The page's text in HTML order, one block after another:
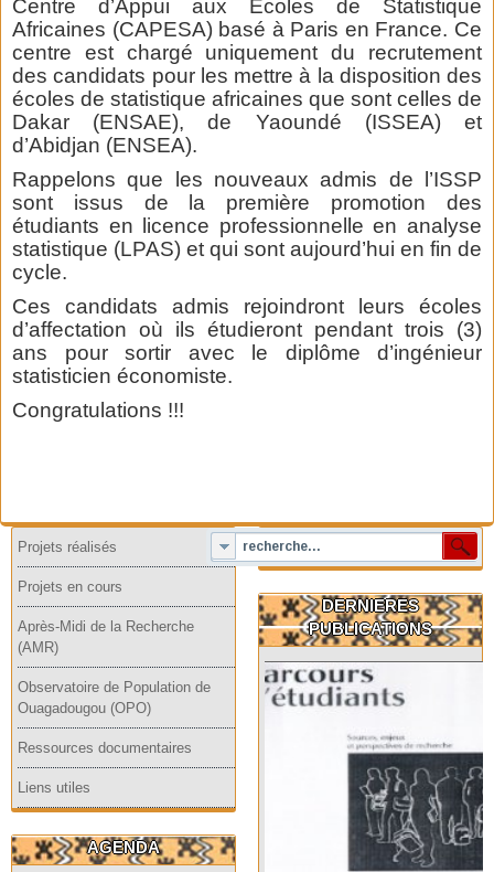
Centre d’Appui aux Ecoles de Statistique
Africaines (CAPESA) basé à Paris en France. Ce
centre est chargé uniquement du recrutement
des candidats pour les mettre à la disposition des
écoles de statistique africaines que sont celles de
Dakar (ENSAE), de Yaoundé (ISSEA) et
d’Abidjan (ENSEA).
Rappelons que les nouveaux admis de l’ISSP
sont issus de la première promotion des
étudiants en licence professionnelle en analyse
statistique (LPAS) et qui sont aujourd’hui en fin de
cycle.
Ces candidats admis rejoindront leurs écoles
d’affectation où ils étudieront pendant trois (3)
ans pour sortir avec le diplôme d’ingénieur
statisticien économiste.
Congratulations !!!
Projets réalisés
Projets en cours
Après-Midi de la Recherche
(AMR)
Observatoire de Population de
Ouagadougou (OPO)
Ressources documentaires
Liens utiles
AGENDA
DERNIERES
PUBLICATIONS